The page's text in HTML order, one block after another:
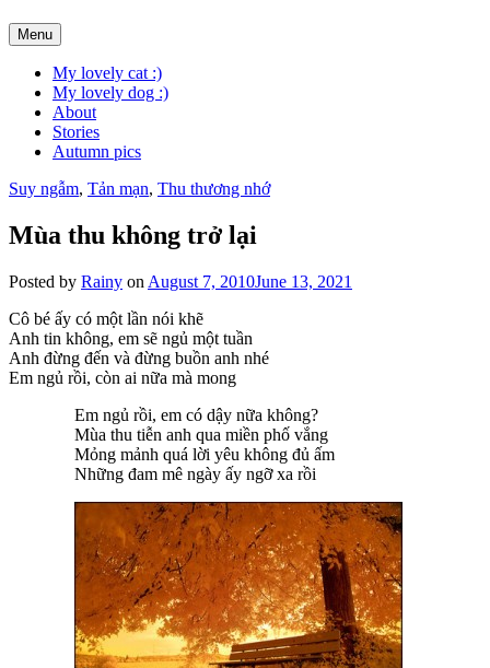
Skip
to
content
Menu
My lovely cat :)
My lovely dog :)
About
Stories
Autumn pics
Suy ngẫm, Tản mạn, Thu thương nhớ
Mùa thu không trở lại
Posted by Rainy on August 7, 2010June 13, 2021
Cô bé ấy có một lần nói khẽ
Anh tin không, em sẽ ngủ một tuần
Anh đừng đến và đừng buồn anh nhé
Em ngủ rồi, còn ai nữa mà mong
Em ngủ rồi, em có dậy nữa không?
Mùa thu tiễn anh qua miền phố vắng
Mỏng mảnh quá lời yêu không đủ ấm
Những đam mê ngày ấy ngỡ xa rồi